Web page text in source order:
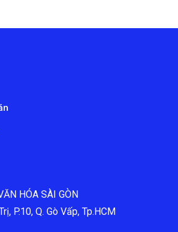
HÓA SÀI GÒN
P.10, Q. Gò Vấp, Tp.HCM